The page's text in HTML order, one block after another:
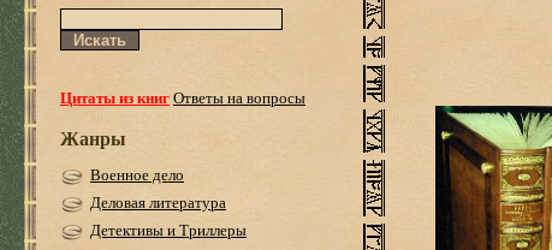
Цитаты из книгОтветы на вопросы
Жанры
Военное дело
Деловая литература
Детективы и Триллеры